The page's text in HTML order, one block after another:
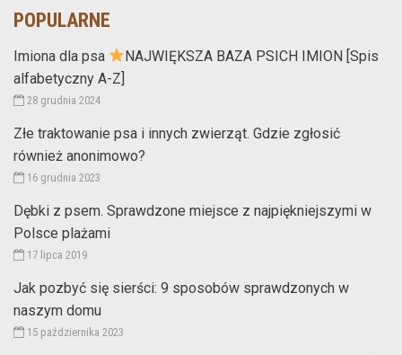
POPULARNE
Imiona dla psa
NAJWIĘKSZA BAZA PSICH IMION [Spis
alfabetyczny A-Z]
28 grudnia 2024
Złe traktowanie psa i innych zwierząt. Gdzie zgłosić
również anonimowo?
16 grudnia 2023
Dębki z psem. Sprawdzone miejsce z najpiękniejszymi w
Polsce plażami
17 lipca 2019
Jak pozbyć się sierści: 9 sposobów sprawdzonych w
naszym domu
15 października 2023